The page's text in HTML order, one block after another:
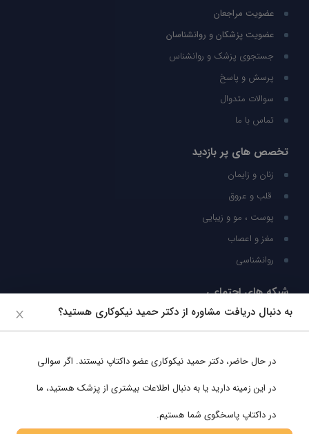
عضویت مراجعان
عضویت پزشکان و روانشناسان
جستجوی پزشک و روانشناس
پرسش و پاسخ
سوالات متدوال
تماس با ما
تخصص های پر بازدید
زنان و زایمان
قلب و عروق
پوست ، مو و زیبایی
مغز و اعصاب
روانشناسی
شبکه های اجتماعی
ما را در شبکه های اجتماعی دنبال کنید
به دنبال دریافت مشاوره از دکتر حمید نیکوکاری هستید؟
در حال حاضر، دکتر حمید نیکوکاریعضو داکتاپ نیستند. اگر سوالی
در این زمینه دارید یا به دنبال اطلاعات بیشتری از پزشک هستید، ما
در داکتاپ پاسخگوی شما هستیم.